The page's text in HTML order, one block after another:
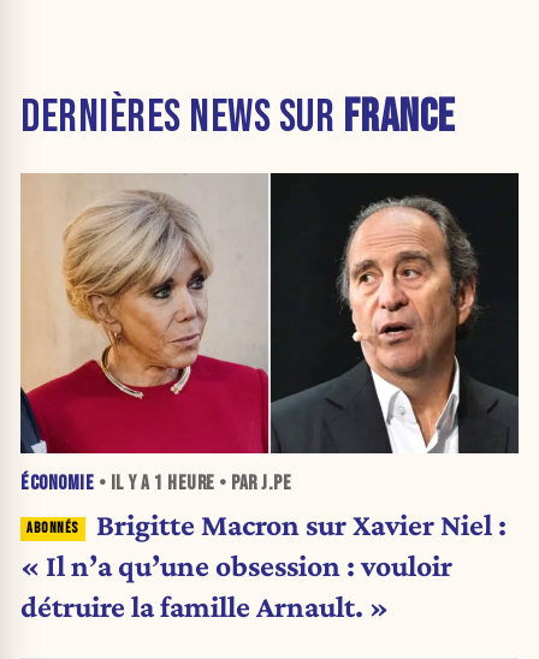
DERNIÈRES NEWS SUR FRANCE
ÉCONOMIE • IL Y A 1 HEURE • PAR J.PE
Brigitte Macron sur Xavier Niel :
« Il n’a qu’une obsession : vouloir
détruire la famille Arnault. »